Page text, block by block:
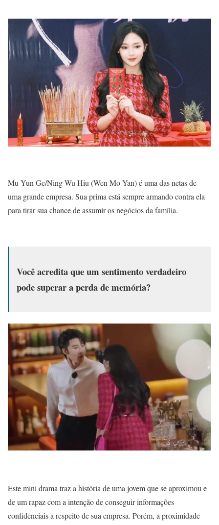
Mu Yun Ge/Ning Wu Hiu (Wen Mo Yan) é uma das netas de
uma grande empresa. Sua prima está sempre armando contra ela
para tirar sua chance de assumir os negócios da família.
Você acredita que um sentimento verdadeiro
pode superar a perda de memória?
Este mini drama traz a história de uma jovem que se aproximou e
de um rapaz com a intenção de conseguir informações
confidenciais a respeito de sua empresa. Porém, a proximidade